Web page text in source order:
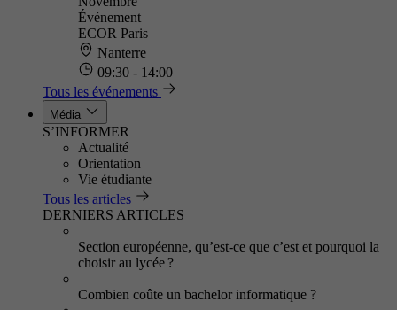
Événement
ECOR Paris
Nanterre
09:30 - 14:00
Tous les événements
Média
S’INFORMER
Actualité
Orientation
Vie étudiante
Tous les articles
DERNIERS ARTICLES
Section européenne, qu’est-ce que c’est et pourquoi la
choisir au lycée ?
Combien coûte un bachelor informatique ?